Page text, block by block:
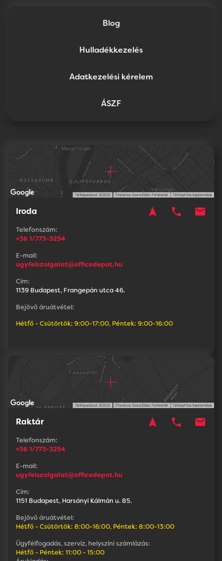
Blog
Hulladékkezelés
Adatkezelési kérelem
ÁSZF
Iroda navigation phone mail
Telefonszám:
+36 1/773-3254
E-mail:
ugyfelszolgalat@officedepot.hu
Cím:
1139 Budapest, Frangepán utca 46.
Bejövő áruátvétel:
Hétfő - Csütörtök: 9:00-17:00, Péntek: 9:00-16:00
Raktár navigation phone mail
Telefonszám:
+36 1/773-3254
E-mail:
ugyfelszolgalat@officedepot.hu
Cím:
1151 Budapest, Harsányi Kálmán u. 85.
Bejövő áruátvétel:
Hétfő - Csütörtök: 8:00-16:00, Péntek: 8:00-13:00
Ügyfélfogadás, szerviz, helyszíni számlázás:
Hétfő - Péntek: 11:00 - 15:00